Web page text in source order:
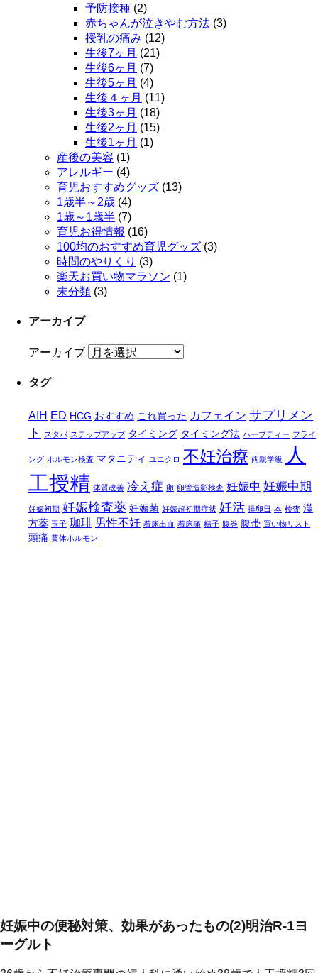
予防接種 (2)
赤ちゃんが泣きやむ方法 (3)
授乳の痛み (12)
生後7ヶ月 (21)
生後6ヶ月 (7)
生後5ヶ月 (4)
生後４ヶ月 (11)
生後3ヶ月 (18)
生後2ヶ月 (15)
生後1ヶ月 (1)
産後の美容 (1)
アレルギー (4)
育児おすすめグッズ (13)
1歳半～2歳 (4)
1歳～1歳半 (7)
育児お得情報 (16)
100均のおすすめ育児グッズ (3)
時間のやりくり (3)
楽天お買い物マラソン (1)
未分類 (3)
アーカイブ
アーカイブ
タグ
AIH ED HCG おすすめ これ買った カフェイン サプリメン
ト
スタバ ステップアップ タイミング タイミング法 ハーブティー フライ
ング ホルモン検査 マタニティ ユニクロ 不妊治療 両親学級
人
工授精 体質改善 冷え症 卵 卵管造影検査 妊娠中 妊娠中期
妊娠初期 妊娠検査薬 妊娠菌 妊娠超初期症状 妊活 排卵日 本 検査 漢
方薬 玉子 珈琲 男性不妊 着床出血 着床痛 精子 腹巻 腹帯 買い物リスト
頭痛 黄体ホルモン
妊娠中の便秘対策、効果があったもの(2)明治R-1ヨ
ーグルト